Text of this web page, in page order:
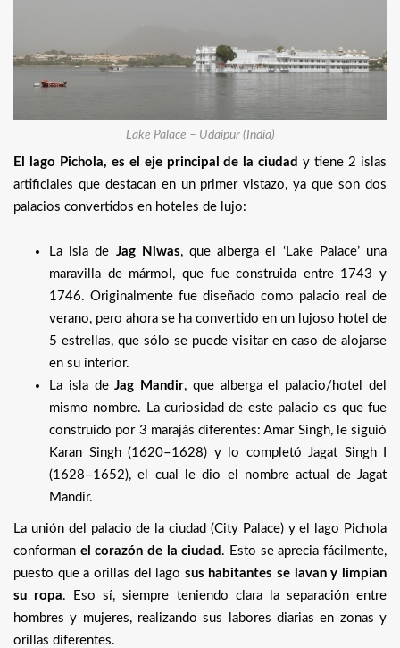
Lake Palace – Udaipur (India)
El lago Pichola, es el eje principal de la ciudad y tiene 2 islas
artificiales que destacan en un primer vistazo, ya que son dos
palacios convertidos en hoteles de lujo:
La isla de Jag Niwas, que alberga el ‘Lake Palace’ una
maravilla de mármol, que fue construida entre 1743 y
1746. Originalmente fue diseñado como palacio real de
verano, pero ahora se ha convertido en un lujoso hotel de
5 estrellas, que sólo se puede visitar en caso de alojarse
en su interior.
La isla deJag Mandir, que alberga el palacio/hotel del
mismo nombre. La curiosidad de este palacio es que fue
construido por 3 marajás diferentes: Amar Singh, le siguió
Karan Singh (1620–1628) y lo completó Jagat Singh I
(1628–1652), el cual le dio el nombre actual de Jagat
Mandir.
La unión del palacio de la ciudad (City Palace) y el lago Pichola
conforman el corazón de la ciudad . Esto se aprecia fácilmente,
puesto que a orillas del lago sus habitantes se lavan y limpian
su ropa. Eso sí, siempre teniendo clara la separación entre
hombres y mujeres, realizando sus labores diarias en zonas y
orillas diferentes.